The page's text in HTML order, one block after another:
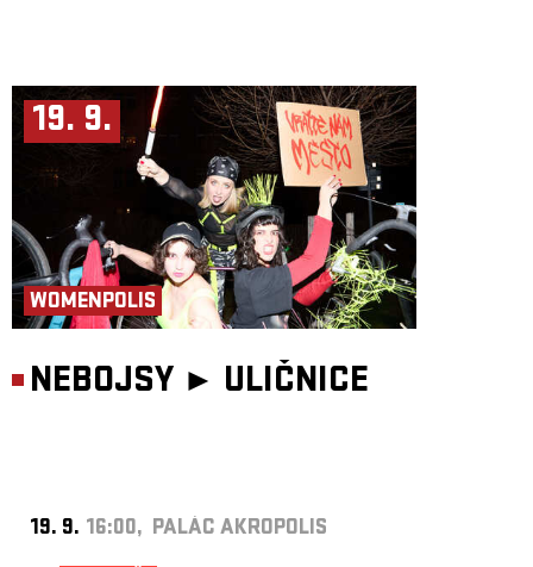
19. 9.
WOMENPOLIS
NEBOJSY ► ULIČNICE
19. 9. 16:00, PALÁC AKROPOLIS